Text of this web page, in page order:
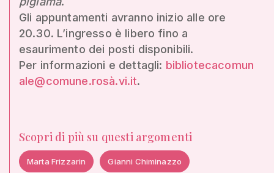
Gli appuntamenti avranno inizio alle ore
20.30. L’ingresso è libero fino a
esaurimento dei posti disponibili.
Per informazioni e dettagli: bibliotecacomun
ale@comune.rosà.vi.it.
Scopri di più su questi argomenti
Marta Frizzarin Gianni Chiminazzo